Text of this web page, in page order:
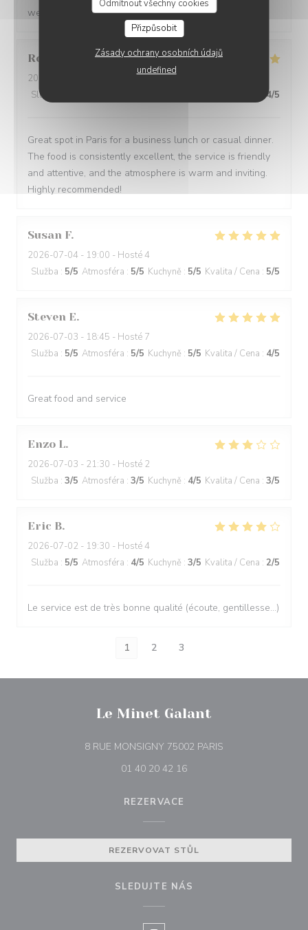
Odmítnout všechny cookies
Přizpůsobit
Zásady ochrany osobních údajů
undefined
we have had in Paris
Robert
2026-07-09
- 12:30 - Hosté 5
Služba
4/5
Great spot in Paris for a business lunch or casual dinner.
The food is consistently excellent, the service is friendly
and attentive, and the atmosphere is warm and inviting.
Highly recommended!
Susan F
2026-07-04 - 19:00 - Hosté 4
Služba : 5/5 Atmosféra : 5/5 Kuchyně : 5/5 Kvalita / Cena : 5/5
Steven E
2026-07-03 - 18:45 - Hosté 7
Služba : 5/5 Atmosféra : 5/5 Kuchyně : 5/5 Kvalita / Cena : 4/5
Great food and service
Enzo L
2026-07-03 - 21:30 - Hosté 2
Služba : 3/5 Atmosféra : 3/5 Kuchyně : 4/5 Kvalita / Cena : 3/5
Eric B
2026-07-02 - 19:30 - Hosté 4
Služba : 5/5 Atmosféra : 4/5 Kuchyně : 3/5 Kvalita / Cena : 2/5
Le service est de très bonne qualité (écoute, gentillesse…)
1 2 3
Le Minet Galant
8 RUE MONSIGNY 75002 PARIS
01 40 20 42 16
REZERVACE
REZERVOVAT STŮL
SLEDUJTE NÁS